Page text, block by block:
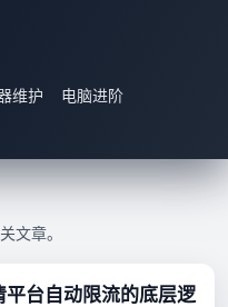
维护
电脑进阶
文章。
台自动限流的底层逻